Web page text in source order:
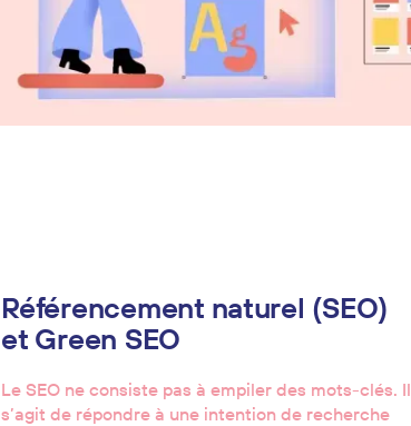
Référencement naturel (SEO)
et Green SEO
Le SEO ne consiste pas à empiler des mots-clés. Il
s’agit de répondre à une intention de recherche